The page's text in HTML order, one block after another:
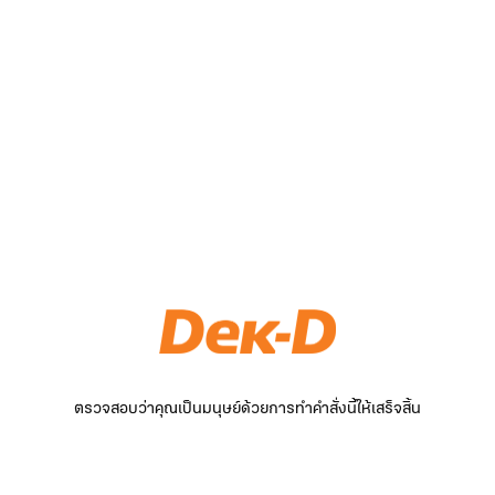
ตรวจสอบว่าคุณเป็นมนุษย์ด้วยการทำคำสั่งนี้ให้เสร็จสิ้น